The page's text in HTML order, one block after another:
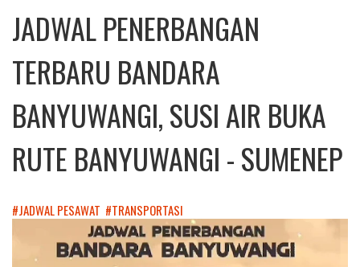
JADWAL PENERBANGAN
TERBARU BANDARA
BANYUWANGI, SUSI AIR BUKA
RUTE BANYUWANGI - SUMENEP
#JADWAL PESAWAT #TRANSPORTASI